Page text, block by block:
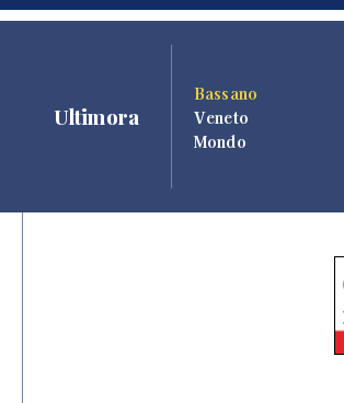
Ultimora
Bassano
Veneto
Mondo